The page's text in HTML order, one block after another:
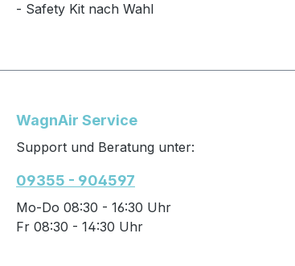
- Safety Kit nach Wahl
WagnAir Service
Support und Beratung unter:
09355 - 904597
Mo-Do 08:30 - 16:30 Uhr
Fr 08:30 - 14:30 Uhr